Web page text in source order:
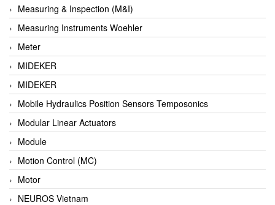
Bartec
Basco
Baumer
Baumuller Vietnam
Baykee
BBC Bircher Smart Access
BCS ITALY
BEA SENSORS
Beacon Extender
Beckhoff
Bedook
Measuring & Inspection (M&I)
Measuring Instruments Woehler
Meter
MIDEKER
MIDEKER
Mobile Hydraulics Position Sensors Temposonics
Modular Linear Actuators
Module
Motion Control (MC)
Motor
NEUROS Vietnam